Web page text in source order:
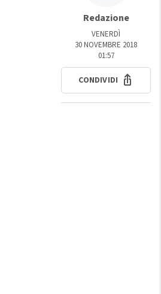
Redazione
VENERDÌ
30 NOVEMBRE 2018
01:57
CONDIVIDI